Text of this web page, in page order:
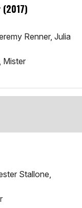
Renner, Julia
Mister
Stallone,